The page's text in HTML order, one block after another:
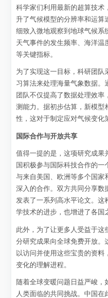
科学家们利用最新的超算技术
升了气候模型的分辨率和运算
细致入微地观察到地球气候系
天气事件的发生频率、海洋
等关键指标。
为了实现这一目标，科研团
习算法来处理海量气象数据
团队不仅提高了数据处理效
测能力。据初步估算，新模型
性，这对于制定应对气候变化
国际合作与开放共享
值得一提的是，这项研究成果
国积极参与国际科技合作的
与来自美国、欧洲等多个国家
深入的合作。双方共同分享数
发表了一系列高水平论文。
学技术的进步，也增进了各国
此外，为了让更多人受益于这
分研究成果向全球免费开放。
以访问并使用这些宝贵的资料
变化的理解进程。
随着全球变暖问题日益严峻
人类面临的共同挑战。中国